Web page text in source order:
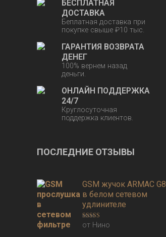
БЕСПЛАТНАЯ
ДОСТАВКА
Беплатная доставка при
покупке свыше ₽10 тыс.
ГАРАНТИЯ ВОЗВРАТА
ДЕНЕГ
100% вернем назад
деньги.
ОНЛАЙН ПОДДЕРЖКА
24/7
Круглосуточная
поддержка клиентов.
ПОСЛЕДНИЕ ОТЗЫВЫ
GSM жучок ARMAC G8
в белом сетевом
удлинителе
Оценка
3из 5
от Нино